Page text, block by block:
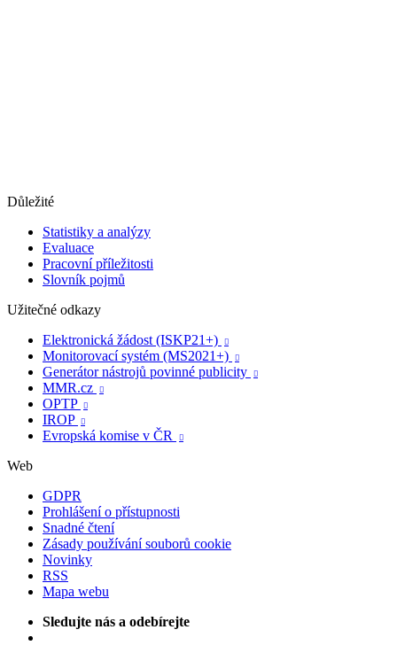
Důležité
Statistiky a analýzy
Evaluace
Pracovní příležitosti
Slovník pojmů
Užitečné odkazy
Elektronická žádost (ISKP21+)

Monitorovací systém (MS2021+) 
Generátor nástrojů povinné publicity 
MMR.cz 
OPTP 
IROP 
Evropská komise v ČR 
Web
GDPR
Prohlášení o přístupnosti
Snadné čtení
Zásady používání souborů cookie
Novinky
RSS
Mapa webu
Sledujte nás a odebírejte